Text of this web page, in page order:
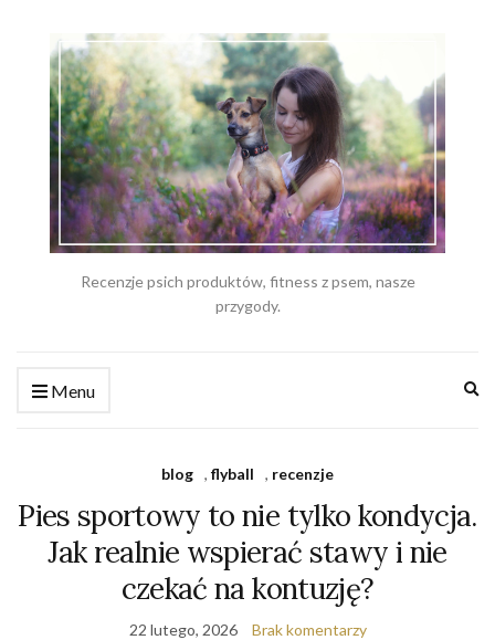
Recenzje psich produktów, fitness z psem, nasze
przygody.
Menu
blog , flyball , recenzje
Pies sportowy to nie tylko kondycja.
Jak realnie wspierać stawy i nie
czekać na kontuzję?
22 lutego, 2026 Brak komentarzy